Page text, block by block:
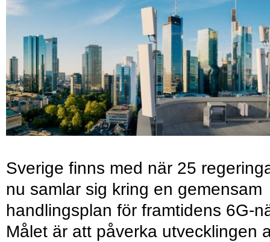
Sverige finns med när 25
nu samlar sig kring en gemensam
handlingsplan för framtidens 6G-
Målet är att påverka utvecklingen